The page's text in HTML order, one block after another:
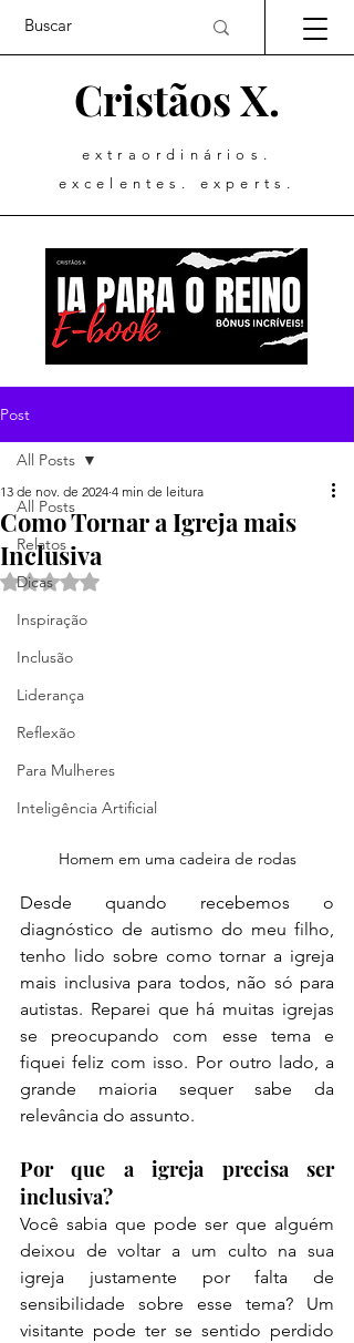
Cristãos X.
extraordinários.
excelentes. experts.
Post
All Posts
Relatos
Dicas
Inspiração
Inclusão
Liderança
Reflexão
Para Mulheres
Inteligência Artificial
All Posts
Como Tornar a Igreja mais
Inclusiva
13 de nov. de 2024 4 min de leitura
Avaliado com NaN de 5 estrelas.
Homem em uma cadeira de rodas
Desde quando recebemos o
diagnóstico de autismo do meu filho,
tenho lido sobre como tornar a igreja
mais inclusiva para todos, não só para
autistas. Reparei que há muitas igrejas
se preocupando com esse tema e
fiquei feliz com isso. Por outro lado, a
grande maioria sequer sabe da
relevância do assunto.
Por que a igreja precisa ser
inclusiva?
Você sabia que pode ser que alguém
deixou de voltar a um culto na sua
igreja justamente por falta de
sensibilidade sobre esse tema? Um
visitante pode ter se sentido perdido